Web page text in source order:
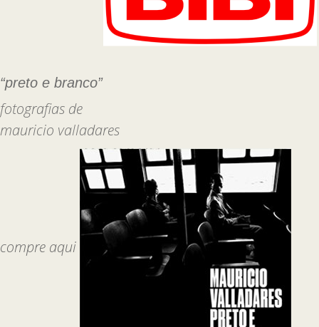
“preto e branco”
fotografias de
mauricio valladares
compre aqui